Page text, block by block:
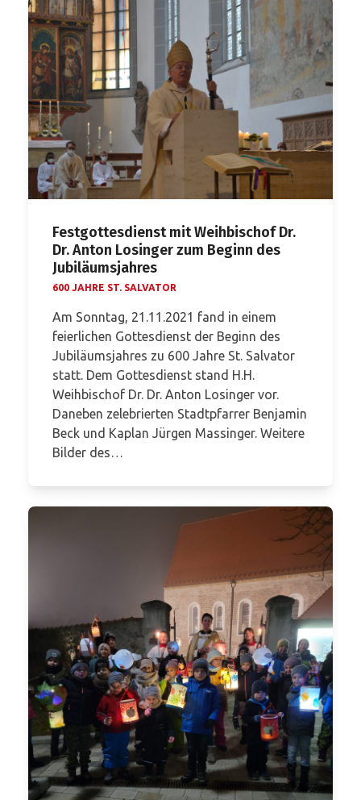
Festgottesdienst mit Weihbischof Dr.
Dr. Anton Losinger zum Beginn des
Jubiläumsjahres
600 JAHRE ST. SALVATOR
Am Sonntag, 21.11.2021 fand in einem
feierlichen Gottesdienst der Beginn des
Jubiläumsjahres zu 600 Jahre St. Salvator
statt. Dem Gottesdienst stand H.H.
Weihbischof Dr. Dr. Anton Losinger vor.
Daneben zelebrierten Stadtpfarrer Benjamin
Beck und Kaplan Jürgen Massinger. Weitere
Bilder des…